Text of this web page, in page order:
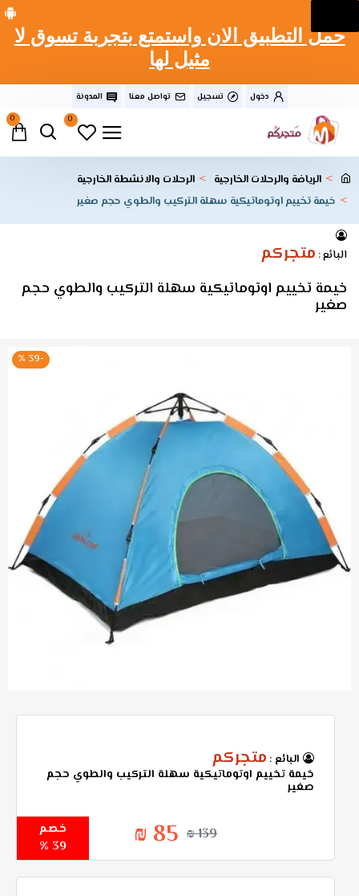
حمل التطبيق الان واستمتع بتجربة تسوق لا
مثيل لها
دخول تسجيل تواصل معنا
المدونة
0
0
الرياضة والرحلات الخارجية
الرحلات والانشطة الخارجية
خيمة تخييم اوتوماتيكية سهلة التركيب والطوي حجم صغير
البائع : متجركم
خيمة تخييم اوتوماتيكية سهلة التركيب والطوي حجم
صغير
-39 %
البائع : متجركم
خيمة تخييم اوتوماتيكية سهلة التركيب والطوي حجم
صغير
خصم
39 %
85 ₪ 139 ₪